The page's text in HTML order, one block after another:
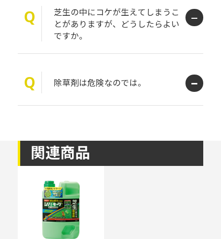
Q
芝生の中にコケが生えてしまうこ
とがありますが、どうしたらよい
ですか。
Q 除草剤は危険なのでは。
関連商品